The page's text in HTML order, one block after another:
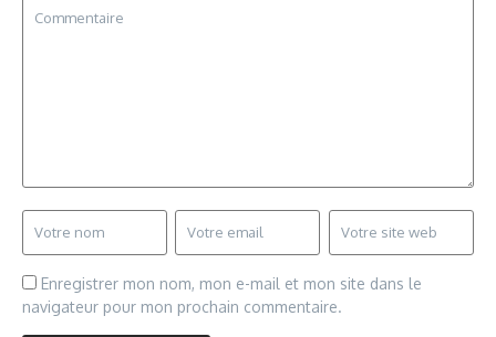
Enregistrer mon nom, mon e-mail et mon site dans le
navigateur pour mon prochain commentaire.